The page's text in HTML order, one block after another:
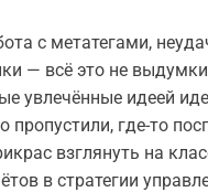
с метатегами,
— всё это не
увлечённые идеей
где-то
взглянуть на
в стратегии